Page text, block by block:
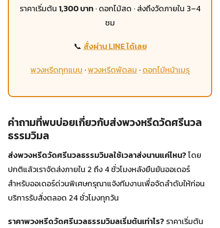
ราคาเริ่มต้น 1,300 บาท · ดอกไม้สด · ส่งถึงวัดภายใน 3–4
ชม
📞 สั่งผ่าน LINE ได้เลย
พวงหรีดทุกแบบ ·พวงหรีดพัดลม · ดอกไม้หน้าเมรุ
คำถามที่พบบ่อยเกี่ยวกับส่งพวงหรีดวัดศรีนวล
ธรรมวิมล
ส่งพวงหรีดวัดศรีนวลธรรมวิมลใช้เวลาส่งนานแค่ไหน?โดย
ปกติแล้วเราจัดส่งภายใน 2 ถึง 4 ชั่วโมงหลังยืนยันออเดอร์
สำหรับออเดอร์ด่วนพิเศษกรุณาแจ้งทีมงานเพื่อจัดลำดับให้ก่อน
บริการรับสั่งตลอด 24 ชั่วโมงทุกวัน
ราคาพวงหรีดวัดศรีนวลธรรมวิมลเริ่มต้นเท่าไร? ราคาเริ่มต้น